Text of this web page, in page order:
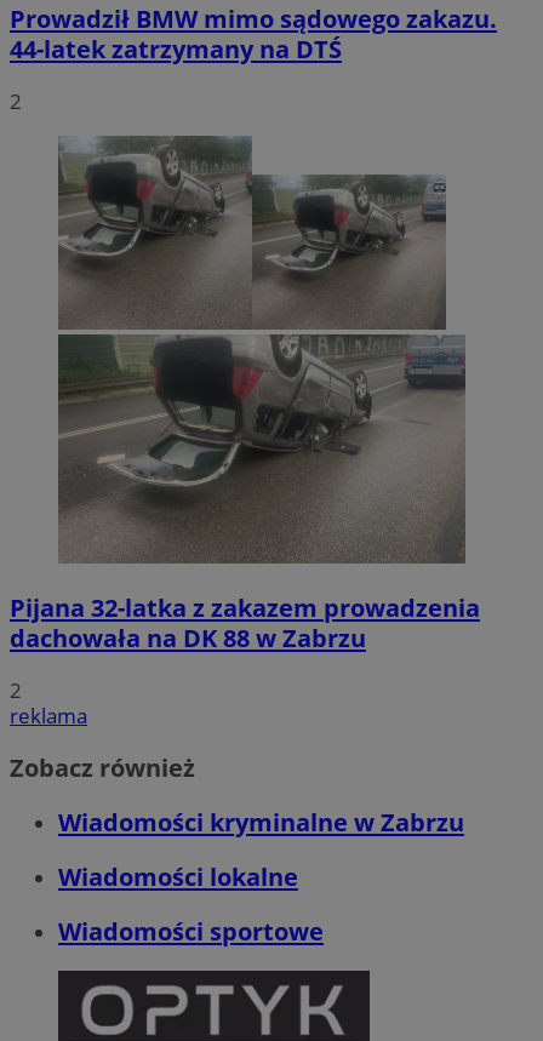
Prowadził BMW mimo sądowego zakazu.
44-latek zatrzymany na DTŚ
2
Pijana 32-latka z zakazem prowadzenia
dachowała na DK 88 w Zabrzu
2
reklama
Zobacz również
Wiadomości kryminalne w Zabrzu
Wiadomości lokalne
Wiadomości sportowe